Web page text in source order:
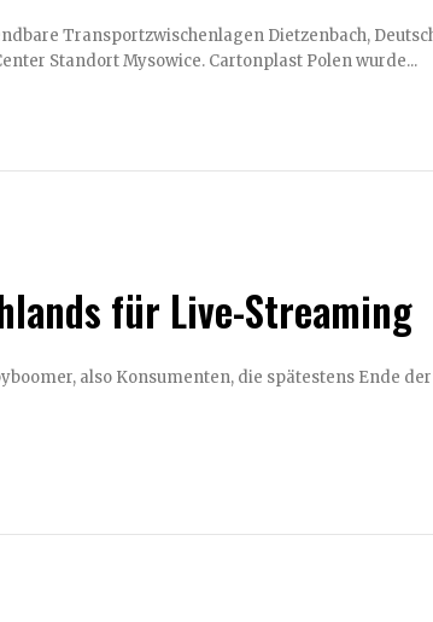
Dietzenbach, Deutschland, 16. Oktober
2019 - Cartonplast Group investiert in den polnischen Service Center Standort Mysowice. Cartonplast Polen wurde...
für Live-Streaming